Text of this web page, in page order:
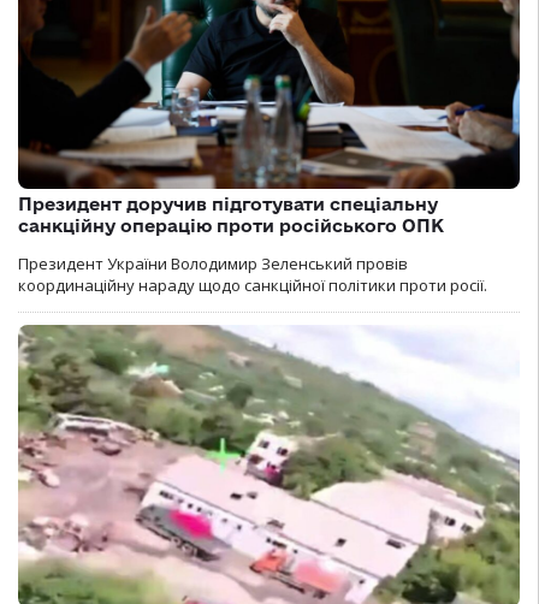
Президент доручив підготувати спеціальну
санкційну операцію проти російського ОПК
Президент України Володимир Зеленський провів
координаційну нараду щодо санкційної політики проти росії.